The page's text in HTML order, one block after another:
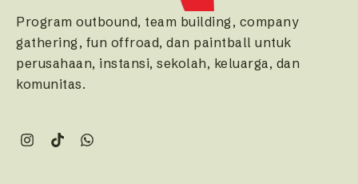
Program outbound, team building, company
gathering, fun offroad, dan paintball untuk
perusahaan, instansi, sekolah, keluarga, dan
komunitas.